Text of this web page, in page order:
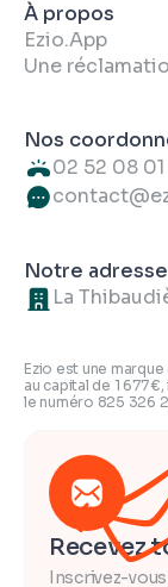
À propos
Ezio.App
Une
Nos
02 52 08 01
Notre adresse
La
Ezio est une
au capital de 1 677
le numéro 825 326
Recevez
Inscrivez-